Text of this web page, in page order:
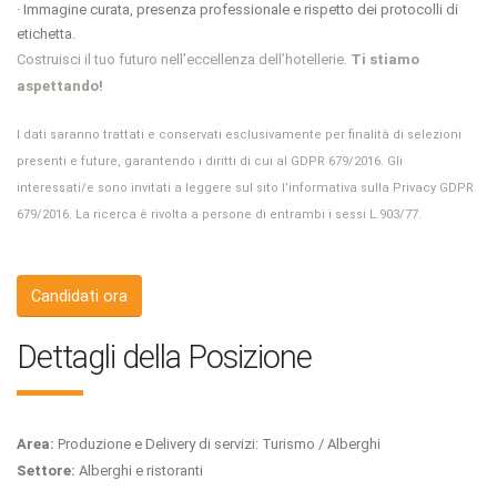
· Immagine curata, presenza professionale e rispetto dei protocolli di
etichetta.
Costruisci il tuo futuro nell’eccellenza dell’hotellerie. Ti stiamo
aspettando!
I dati saranno trattati e conservati esclusivamente per finalità di selezioni
presenti e future, garantendo i diritti di cui al GDPR 679/2016. Gli
interessati/e sono invitati a leggere sul sito l’informativa sulla Privacy GDPR
679/2016. La ricerca è rivolta a persone di entrambi i sessi L.903/77.
Candidati ora
Dettagli della Posizione
Area: Produzione e Delivery di servizi: Turismo / Alberghi
Settore: Alberghi e ristoranti